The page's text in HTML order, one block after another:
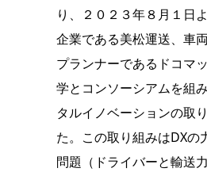
り、２０２３年８月１日
企業である美松運送、車
プランナーであるドコマ
学とコンソーシアムを組
タルイノベーションの取
た。この取り組みはDXの
問題（ドライバーと輸送